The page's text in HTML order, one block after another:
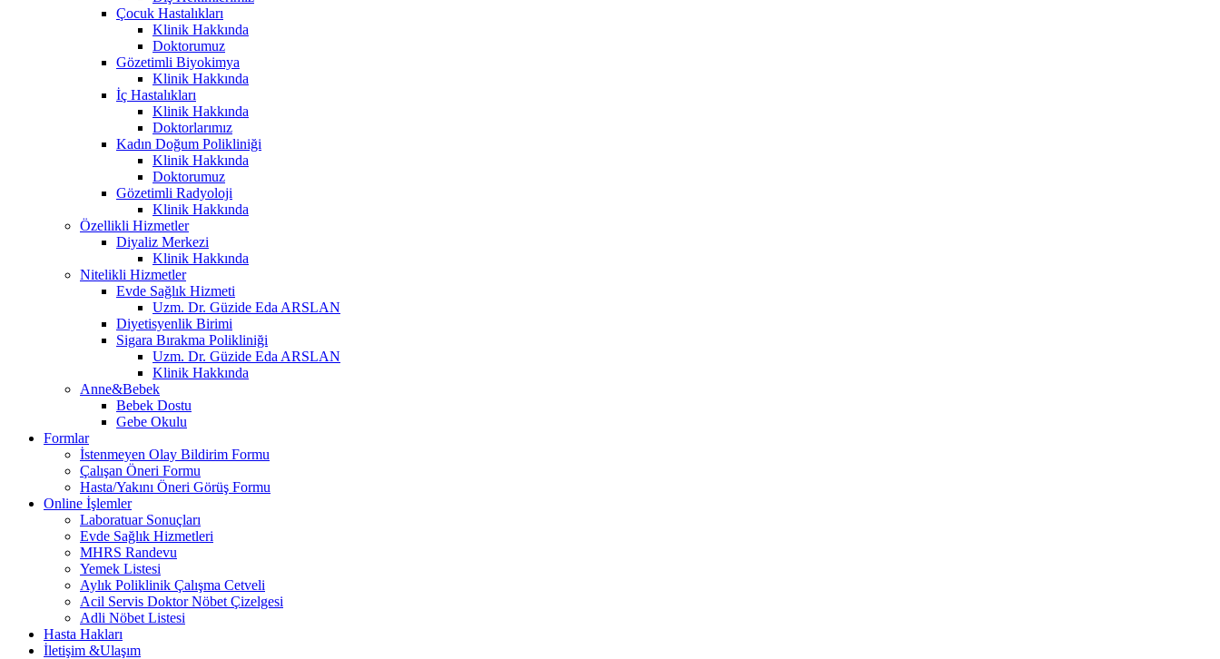
Çocuk Hastalıkları
Klinik Hakkında
Doktorumuz
Gözetimli Biyokimya
Klinik Hakkında
İç Hastalıkları
Klinik Hakkında
Doktorlarımız
Kadın Doğum Polikliniği
Klinik Hakkında
Doktorumuz
Gözetimli Radyoloji
Klinik Hakkında
Özellikli Hizmetler
Diyaliz Merkezi
Klinik Hakkında
Nitelikli Hizmetler
Evde Sağlık Hizmeti
Uzm. Dr. Güzide Eda ARSLAN
Diyetisyenlik Birimi
Sigara Bırakma Polikliniği
Uzm. Dr. Güzide Eda ARSLAN
Klinik Hakkında
Anne&Bebek
Bebek Dostu
Gebe Okulu
Formlar
İstenmeyen Olay Bildirim Formu
Çalışan Öneri Formu
Hasta/Yakını Öneri Görüş Formu
Online İşlemler
Laboratuar Sonuçları
Evde Sağlık Hizmetleri
MHRS Randevu
Yemek Listesi
Aylık Poliklinik Çalışma Cetveli
Acil Servis Doktor Nöbet Çizelgesi
Adli Nöbet Listesi
Hasta Hakları
İletişim &Ulaşım